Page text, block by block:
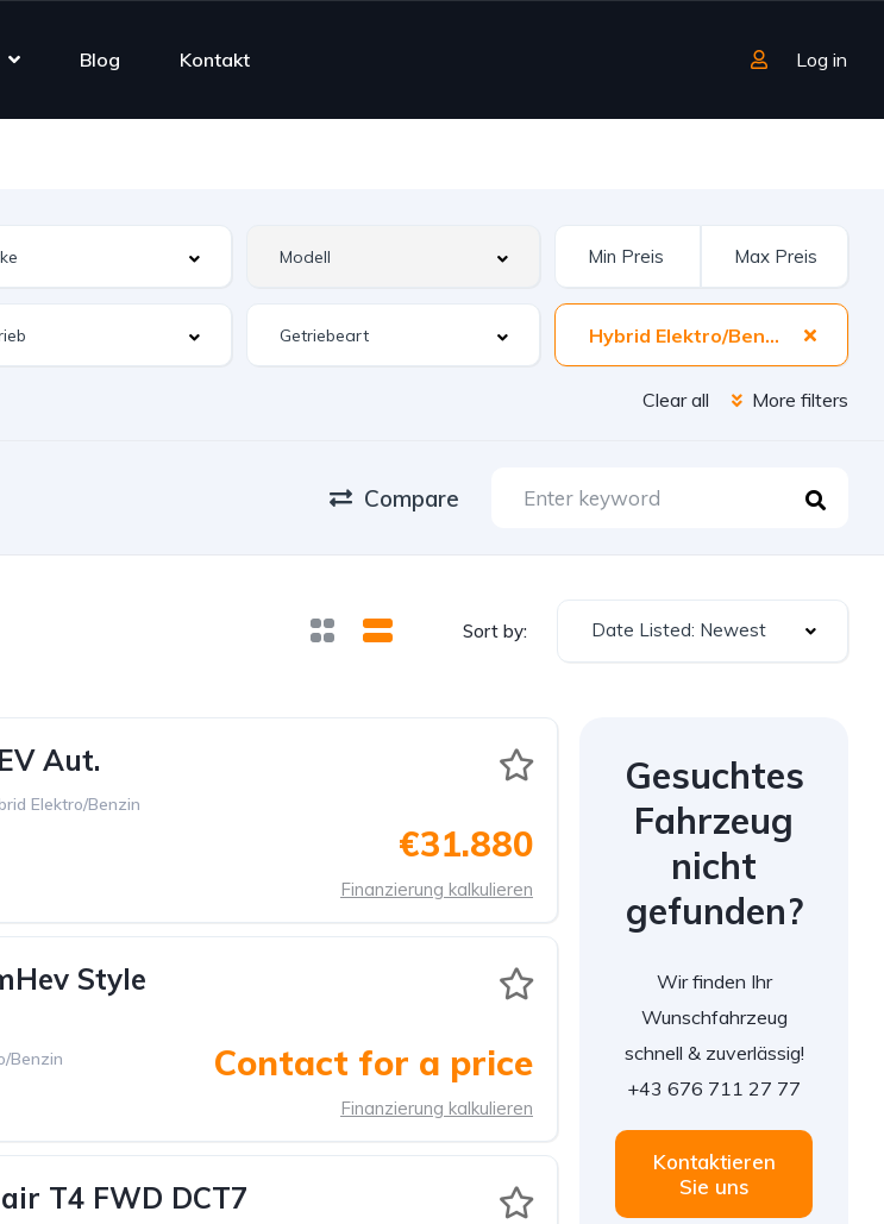
Blog Kontakt Log in
Hybrid Elektro/Benzin
Clear all More filters
Compare
Sort by: Date Listed: Newest
Aut.
Elektro/Benzin
€31.880
Finanzierung kalkulieren
Style
Benzin
Contact for a price
Finanzierung kalkulieren
T4 FWD DCT7
Gesuchtes
Fahrzeug
nicht
gefunden?
Wir finden Ihr
Wunschfahrzeug
schnell & zuverlässig!
+43 676 711 27 77
Kontaktieren
Sie uns